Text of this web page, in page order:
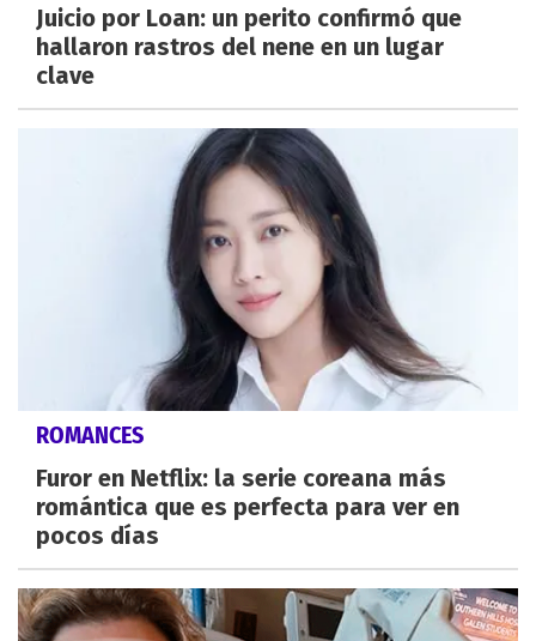
Juicio por Loan: un perito confirmó que
hallaron rastros del nene en un lugar
clave
ROMANCES
Furor en Netflix: la serie coreana más
romántica que es perfecta para ver en
pocos días